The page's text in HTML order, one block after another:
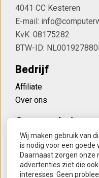
4041 CC Kesteren
E-mail:
KvK: 08175282
BTW-ID:
Bedrijf
Affiliate
Over ons
Onze websites
Computerwijs
Houvast bij dementie
Lettertreintjes
Wij maken gebruik van
is nodig voor een goede
Daarnaast zorgen onze
advertenties ziet die
interesses. Geen